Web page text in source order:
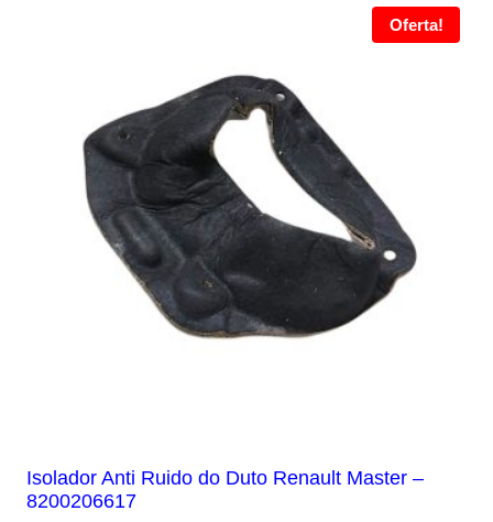
Oferta!
Isolador Anti Ruido do Duto Renault Master –
8200206617